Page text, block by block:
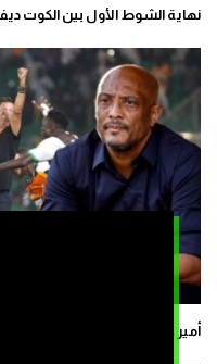
نهاية الشوط الأول بين الكوت
أمير عبدو … “غوارديولا” منتخب